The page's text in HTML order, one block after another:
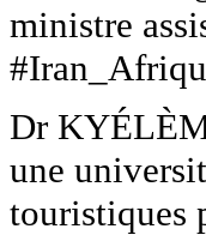
ministre
Dr
une
touristiques